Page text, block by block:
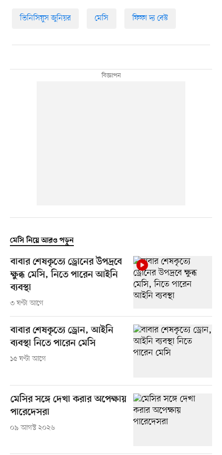
ভিনিসিয়ুস জুনিয়র মেসি ফিফা দ্য বেস্ট
মেসি নিয়ে আরও পড়ুন
বাবার শেষকৃত্যে ড্রোনের উপদ্রবে
ক্ষুব্ধ মেসি, নিতে পারেন আইনি
ব্যবস্থা
৩ ঘণ্টা আগে
বাবার শেষকৃত্যে ড্রোন, আইনি
ব্যবস্থা নিতে পারেন মেসি
১৫ ঘণ্টা আগে
মেসির সঙ্গে দেখা করার অপেক্ষায়
পারেদেসরা
০৯ আগস্ট ২০২৬